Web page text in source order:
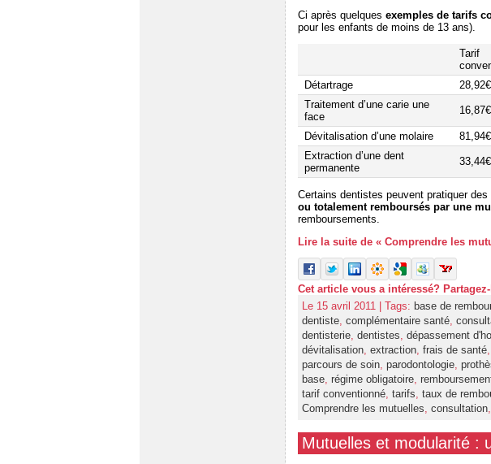
Ci après quelques exemples de tarifs
pour les enfants de moins de 13 ans).
Tarif
Détartrage
28,92€
Traitement d’une carie une
face
16,87€
Dévitalisation d’une molaire 81,94€
Extraction d’une dent
permanente
33,44€
Certains dentistes peuvent pratiquer des
ou totalement remboursés par une
remboursements.
Lire la suite de « Comprendre les
Cet article vous a intéressé?
Le 15 avril 2011 | Tags: base de
dentiste, complémentaire santé,
dentisterie, dentistes, dépassement
dévitalisation, extraction, frais de santé,
parcours de soin, parodontologie,
base, régime obligatoire,
tarif conventionné, tarifs, taux de
Comprendre les mutuelles, consultation,
Mutuelles et modularité :